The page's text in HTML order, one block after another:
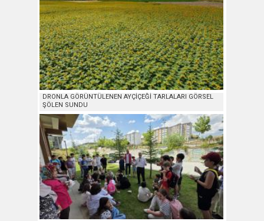
DRONLA GÖRÜNTÜLENEN AYÇİÇEĞİ TARLALARI GÖRSEL
ŞÖLEN SUNDU